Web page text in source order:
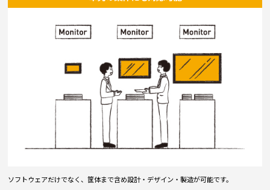
ソフトウェアだけでなく、筐体まで含め設計・デザイン・製造が可能です。